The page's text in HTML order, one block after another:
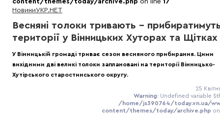
content/themes/today/archive.php on line 17
НовиниУКР.НЕТ
Весняні толоки тривають –
території у Вінницьких Хуторах та Щітках
У Вінницькій громаді триває сезон весняного прибирання. Цими
вихідними дві великі толоки заплановані на території Вінницько-
Хутірського старостинського округу.
25
Warning: Undefined variable
/home/js390764/today.vn.ua/
content/themes/today/archive.php